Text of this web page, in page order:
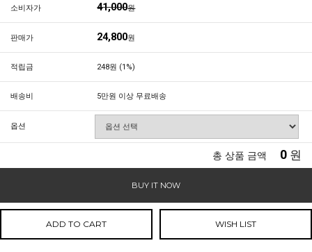
소비자가 41,000원
판매가 24,800원
적립금 248원 (1%)
배송비 5만원 이상 무료배송
옵션
총 상품 금액 0 원
BUY IT NOW
ADD TO CART WISH LIST